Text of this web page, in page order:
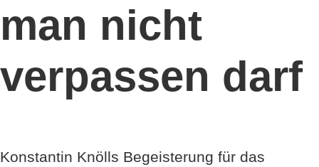
man nicht
verpassen darf
Konstantin Knölls Begeisterung für das